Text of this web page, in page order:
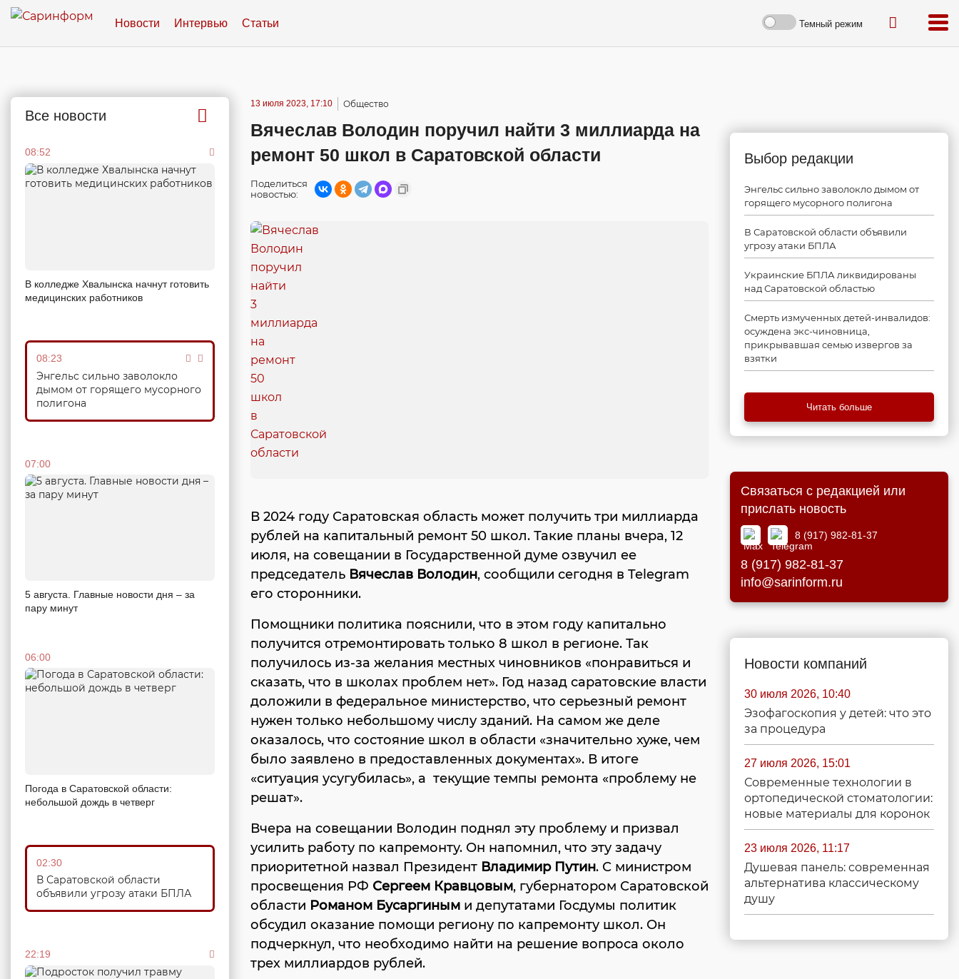
Новости Интервью Статьи Темный режим
Все новости
08:52
В колледже Хвалынска начнут готовить
медицинских работников
08:23
Энгельс сильно заволокло
дымом от горящего мусорного
полигона
07:00
5 августа. Главные новости дня – за
пару минут
06:00
Погода в Саратовской области:
небольшой дождь в четверг
02:30
В Саратовской области
объявили угрозу атаки БПЛА
22:19
13 июля 2023, 17:10 Общество
Вячеслав Володин поручил найти 3 миллиарда на
ремонт 50 школ в Саратовской области
Поделиться
новостью:
В 2024 году Саратовская область может получить три миллиарда
рублей на капитальный ремонт 50 школ. Такие планы вчера, 12
июля, на совещании в Государственной думе озвучил ее
председатель Вячеслав Володин, сообщили сегодня в Telegram
его сторонники.
Помощники политика пояснили, что в этом году капитально
получится отремонтировать только 8 школ в регионе. Так
получилось из-за желания местных чиновников «понравиться и
сказать, что в школах проблем нет». Год назад саратовские власти
доложили в федеральное министерство, что серьезный ремонт
нужен только небольшому числу зданий. На самом же деле
оказалось, что состояние школ в области «значительно хуже, чем
было заявлено в предоставленных документах». В итоге
«ситуация усугубилась», а текущие темпы ремонта «проблему не
решат».
Вчера на совещании Володин поднял эту проблему и призвал
усилить работу по капремонту. Он напомнил, что эту задачу
приоритетной назвал Президент Владимир Путин. С министром
просвещения РФ Сергеем Кравцовым, губернатором Саратовской
области Романом Бусаргиным и депутатами Госдумы политик
обсудил оказание помощи региону по капремонту школ. Он
подчеркнул, что необходимо найти на решение вопроса около
трех миллиардов рублей.
Выбор редакции
Энгельс сильно заволокло дымом от
горящего мусорного полигона
В Саратовской области объявили
угрозу атаки БПЛА
Украинские БПЛА ликвидированы
над Саратовской областью
Смерть измученных детей-инвалидов:
осуждена экс-чиновница,
прикрывавшая семью извергов за
взятки
Читать больше
Связаться с редакцией или
прислать новость
8 (917) 982-81-37
8 (917) 982-81-37
info@sarinform.ru
Новости компаний
30 июля 2026, 10:40
Эзофагоскопия у детей: что это
за процедура
27 июля 2026, 15:01
Современные технологии в
ортопедической стоматологии:
новые материалы для коронок
23 июля 2026, 11:17
Душевая панель: современная
альтернатива классическому
душу